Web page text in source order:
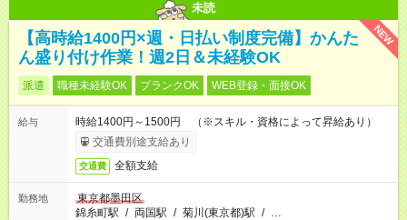
未読
NEW
【高時給1400円×週・日払い制度完備】かんた
ん盛り付け作業！週2日＆未経験OK
派遣 職種未経験OK ブランクOK WEB登録・面接OK
給与
時給1400円～1500円 （※スキル・資格によって昇給あり）
交通費別途支給あり
交通費 全額支給
勤務地
東京都墨田区
錦糸町駅 / 両国駅 / 菊川(東京都)駅 / …